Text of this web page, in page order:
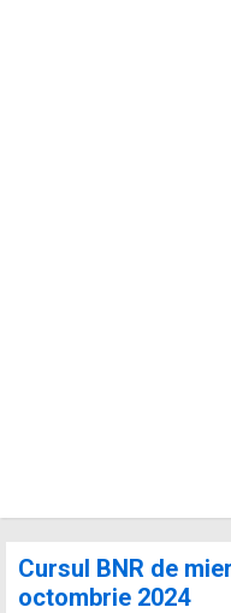
Cursul BNR de
octombrie 2024